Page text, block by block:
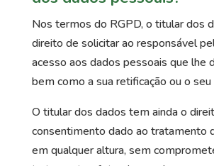
Nos termos do RGPD, o titular dos
direito de solicitar ao responsável
acesso aos dados pessoais que lhe
bem como a sua retificação ou o
O titular dos dados tem ainda o
consentimento dado ao tratamento
em qualquer altura, sem